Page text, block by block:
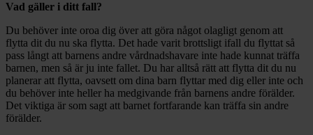
Vad gäller i ditt fall?
Du behöver inte oroa dig över att göra något olagligt genom att
flytta dit du nu ska flytta. Det hade varit brottsligt ifall du flyttat så
pass långt att barnens andre vårdnadshavare inte hade kunnat träffa
barnen, men så är ju inte fallet. Du har alltså rätt att flytta dit du nu
planerar att flytta, oavsett om dina barn flyttar med dig eller inte och
du behöver inte heller ha medgivande från barnens andre förälder.
Det viktiga är som sagt att barnet fortfarande kan träffa sin andre
förälder.